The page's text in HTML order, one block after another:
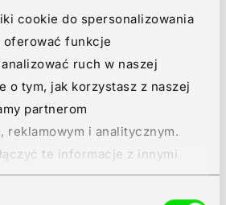
cookie do spersonalizowania
oferować funkcje
ruch w naszej
o tym, jak korzystasz z naszej
partnerom
reklamowym i analitycznym.
te informacje z innymi
od Ciebie lub uzyskanymi
podpisem kwalifikowanym
innemu użytkownikowi,
wyślij go do urzędu.